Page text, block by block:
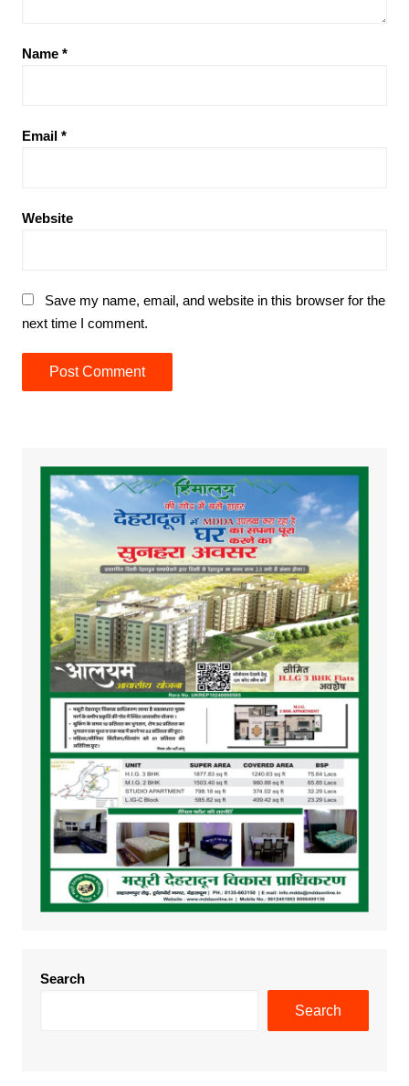
Name *
Email *
Website
Save my name, email, and website in this browser for the
next time I comment.
Search
Search